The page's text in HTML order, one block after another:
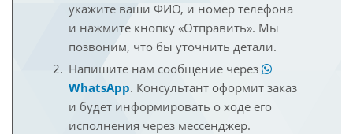
укажите ваши ФИО, и номер телефона
и нажмите кнопку «Отправить». Мы
позвоним, что бы уточнить детали.
Напишите нам сообщение через
WhatsApp. Консультант оформит заказ
и будет информировать о ходе его
исполнения через мессенджер.